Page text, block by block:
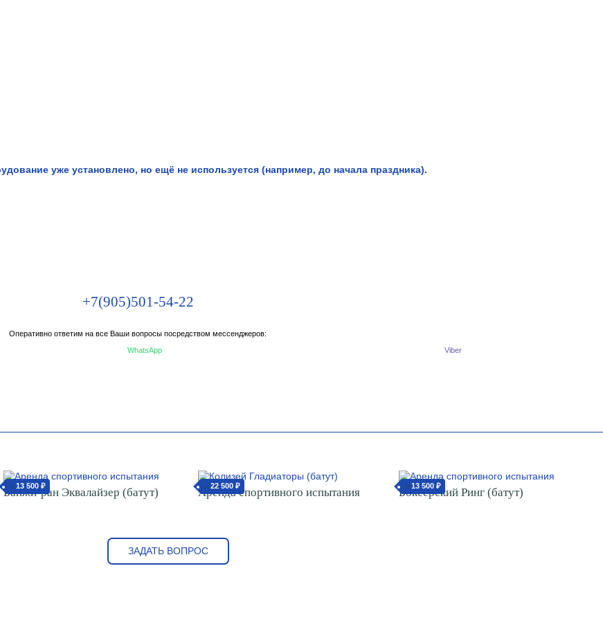
уже установлено, но ещё не используется (например, до начала праздника).
+7(905)501-54-22
Оперативно ответим на все Ваши вопросы посредством мессенджеров:
WhatsApp Viber
от 13 500 ₽
Банжи-ран Эквалайзер (батут) от22 500 ₽
Аренда спортивного испытания от 13 500 ₽
Боксерский Ринг (батут)
ЗАДАТЬ ВОПРОС